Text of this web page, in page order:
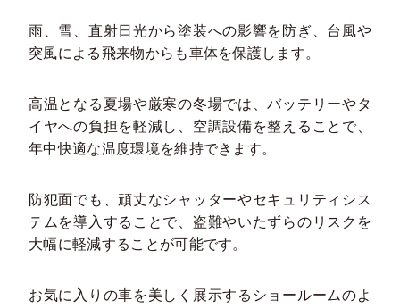
雨、雪、直射日光から塗装への影響を防ぎ、台風や
突風による飛来物からも車体を保護します。
高温となる夏場や厳寒の冬場では、バッテリーやタ
イヤへの負担を軽減し、空調設備を整えることで、
年中快適な温度環境を維持できます。
防犯面でも、頑丈なシャッターやセキュリティシス
テムを導入することで、盗難やいたずらのリスクを
大幅に軽減することが可能です。
お気に入りの車を美しく展示するショールームのよ